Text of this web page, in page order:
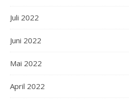
Juli 2022
Juni 2022
Mai 2022
April 2022